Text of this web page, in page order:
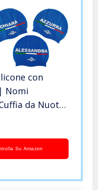
con
Nomi
da Nuoto
Comfort e
Su Amazon